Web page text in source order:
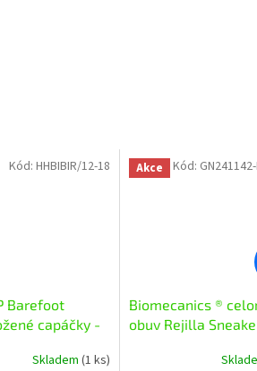
Barefoot
capáčky -
Skladem(1 ks)
Kód:HHBIBIR/12-18 Akce
Biomecanics ®
obuv Rejilla
Kód: